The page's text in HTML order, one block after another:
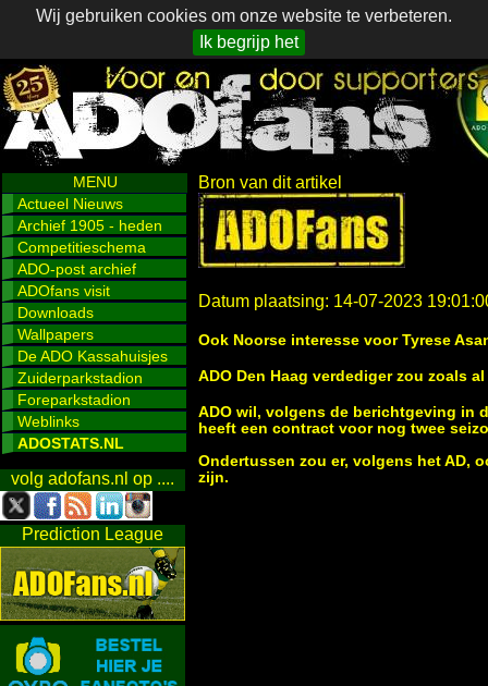
Wij gebruiken cookies om onze website te verbeteren.
Ik begrijp het
MENU
Actueel Nieuws
Archief 1905 - heden
Competitieschema
ADO-post archief
ADOfans visit
Downloads
Wallpapers
De ADO Kassahuisjes
Zuiderparkstadion
Foreparkstadion
Weblinks
ADOSTATS.NL
volg adofans.nl op ....
Prediction League
Bron van dit artikel
Datum plaatsing: 14-07-2023
Ook Noorse interesse voor Tyrese
ADO Den Haag verdediger zou zoals
ADO wil, volgens de berichtgeving in
heeft een contract voor nog twee
Ondertussen zou er, volgens het AD,
zijn.